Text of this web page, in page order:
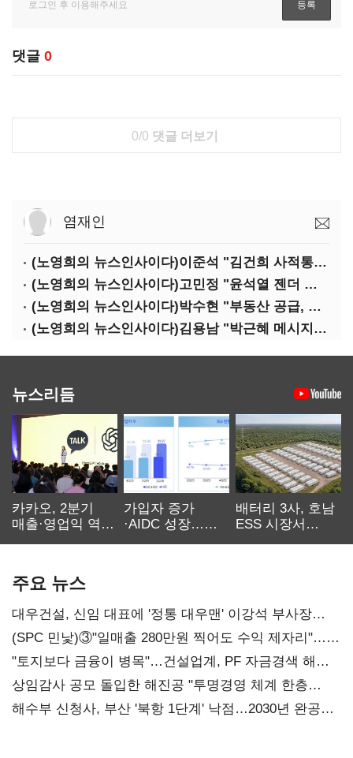
댓글 0
0/0 댓글 더보기
염재인
(노영희의 뉴스인사이다)이준석 "김건희 사적통화, '김지은 2차 가해' 성립 안 돼"
(노영희의 뉴스인사이다)고민정 "윤석열 젠더 갈라치기…갈등 불씨가 지지율 자양분"
(노영희의 뉴스인사이다)박수현 "부동산 공급, 역대 정부에 뒤지지 않아"
(노영희의 뉴스인사이다)김용남 "박근혜 메시지, '정권교체 필요성' 강조할 듯"
뉴스리듬
카카오, 2분기
매출·영업익 역대
가입자 증가
·AIDC 성장…
배터리 3사, 호남
ESS 시장서
주요 뉴스
대우건설, 신임 대표에 '정통 대우맨' 이강석 부사장
내정
(SPC 민낯)③"일매출 280만원 찍어도 수익 제자리"…
점주 울리는 '상시 할인'
"토지보다 금융이 병목"…건설업계, PF 자금경색 해소
목소리
상임감사 공모 돌입한 해진공 "투명경영 체계 한층
강화"
해수부 신청사, 부산 '북항 1단계' 낙점…2030년 완공